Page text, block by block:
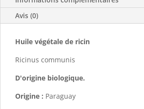
Avis (0)
Huile végétale de ricin
Ricinus communis
D'origine biologique.
Origine : Paraguay